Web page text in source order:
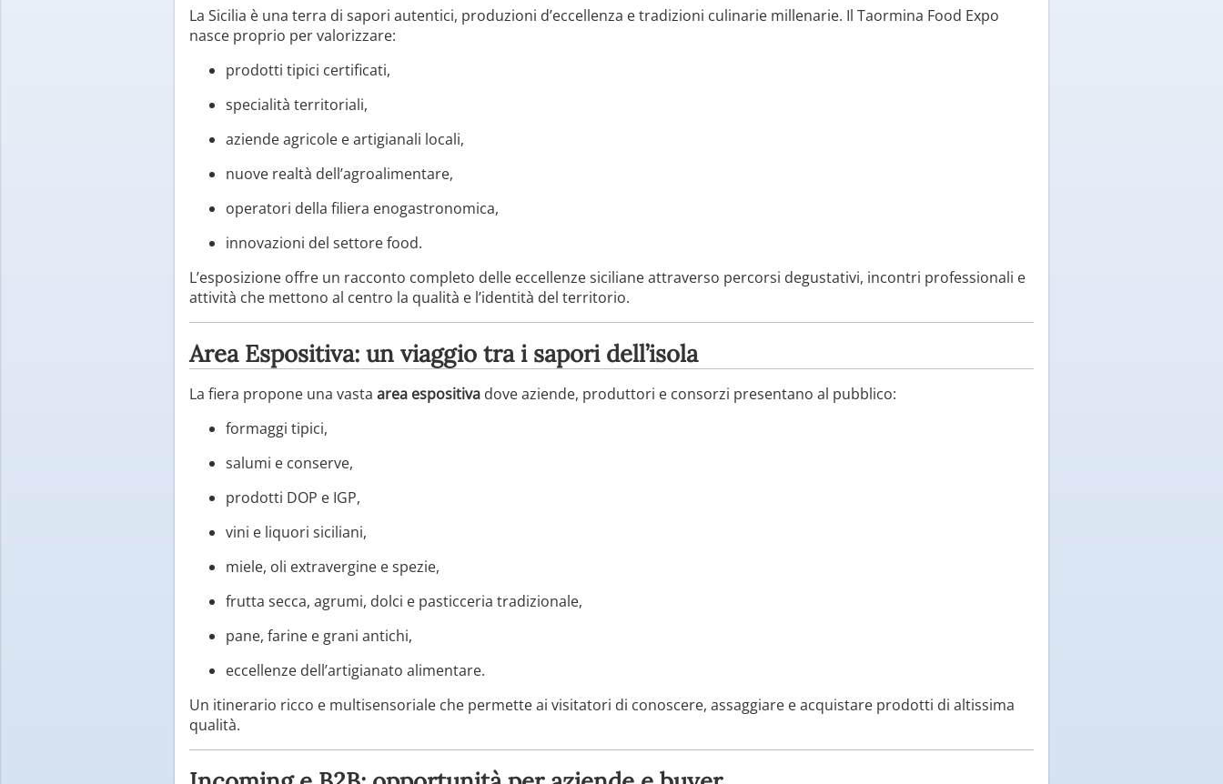
La Sicilia è una terra di sapori autentici, produzioni d’eccellenza e tradizioni culinarie millenarie. Il Taormina Food Expo
nasce proprio per valorizzare:
prodotti tipici certificati,
specialità territoriali,
aziende agricole e artigianali locali,
nuove realtà dell’agroalimentare,
operatori della filiera enogastronomica,
innovazioni del settore food.
L’esposizione offre un racconto completo delle eccellenze siciliane attraverso percorsi degustativi, incontri professionali e
attività che mettono al centro la qualità e l’identità del territorio.
Area Espositiva: un viaggio tra i sapori dell’isola
La fiera propone una vasta area espositiva dove aziende, produttori e consorzi presentano al pubblico:
formaggi tipici,
salumi e conserve,
prodotti DOP e IGP,
vini e liquori siciliani,
miele, oli extravergine e spezie,
frutta secca, agrumi, dolci e pasticceria tradizionale,
pane, farine e grani antichi,
eccellenze dell’artigianato alimentare.
Un itinerario ricco e multisensoriale che permette ai visitatori di conoscere, assaggiare e acquistare prodotti di altissima
qualità.